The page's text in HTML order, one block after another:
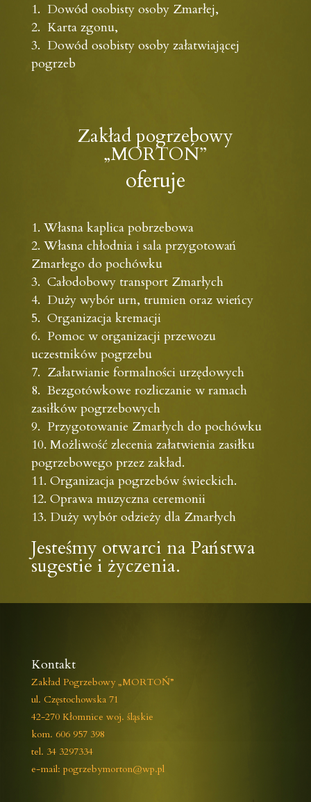
Dowód osobisty osoby Zmarłej,
Karta zgonu,
Dowód osobisty osoby załatwiającej
pogrzeb
Zakład pogrzebowy
„MORTOŃ”
oferuje
Własna kaplica pobrzebowa
Własna chłodnia i sala przygotowań
Zmarłego do pochówku
Całodobowy transport Zmarłych
Duży wybór urn, trumien oraz wieńcy
Organizacja kremacji
Pomoc w organizacji przewozu
uczestników pogrzebu
Załatwianie formalności urzędowych
Bezgotówkowe rozliczanie w ramach
zasiłków pogrzebowych
Przygotowanie Zmarłych do pochówku
Możliwość zlecenia załatwienia zasiłku
pogrzebowego przez zakład.
Organizacja pogrzebów świeckich.
Oprawa muzyczna ceremonii
Duży wybór odzieży dla Zmarłych
Jesteśmy otwarci na Państwa
sugestie i życzenia.
Kontakt
Zakład Pogrzebowy „MORTOŃ”
ul. Częstochowska 71
42-270 Kłomnice woj. śląskie
kom. 606 957 398
tel. 34 3297334
e-mail: pogrzebymorton@wp.pl